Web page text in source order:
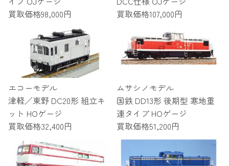
買取価格98,000円
買取価格107,000円
エコーモデル
津軽／東野 DC20形 組立キ
ット HOゲージ
買取価格32,400円
ムサシノモデル
国鉄 DD13形 後期型 寒地重
連タイプ HOゲージ
買取価格51,200円